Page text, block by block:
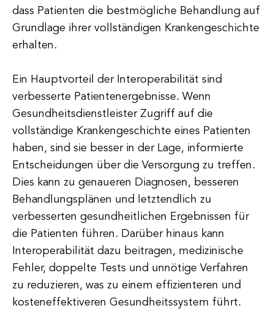
dass Patienten die bestmögliche Behandlung auf
Grundlage ihrer vollständigen Krankengeschichte
erhalten.
Ein Hauptvorteil der Interoperabilität sind
verbesserte Patientenergebnisse. Wenn
Gesundheitsdienstleister Zugriff auf die
vollständige Krankengeschichte eines Patienten
haben, sind sie besser in der Lage, informierte
Entscheidungen über die Versorgung zu treffen.
Dies kann zu genaueren Diagnosen, besseren
Behandlungsplänen und letztendlich zu
verbesserten gesundheitlichen Ergebnissen für
die Patienten führen. Darüber hinaus kann
Interoperabilität dazu beitragen, medizinische
Fehler, doppelte Tests und unnötige Verfahren
zu reduzieren, was zu einem effizienteren und
kosteneffektiveren Gesundheitssystem führt.